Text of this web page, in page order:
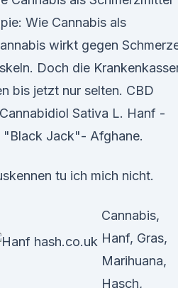
Wie Cannabis als
wirkt gegen
Doch die
bis jetzt nur selten. CBD
Sativa L. Hanf -
"Black Jack"- Afghane.
tu ich mich nicht.
Cannabis,
Hanf, Gras,
Marihuana,
Hasch,